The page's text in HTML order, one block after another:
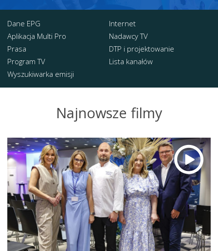
Dane EPG
Internet
Aplikacja Multi Pro
Nadawcy TV
Prasa
DTP i projektowanie
Program TV
Lista kanałów
Wyszukiwarka emisji
Najnowsze filmy